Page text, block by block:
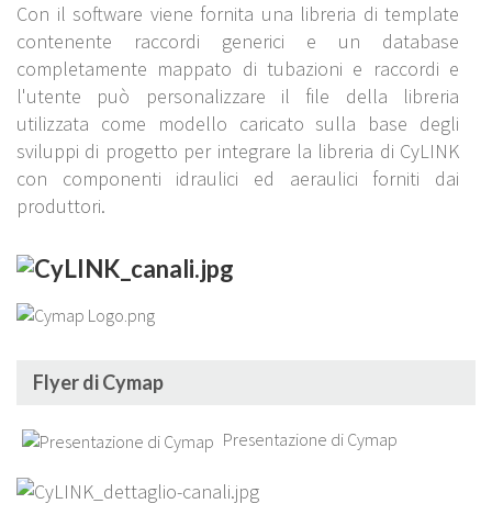
Con il software viene fornita una libreria di template
contenente raccordi generici e un database
completamente mappato di tubazioni e raccordi e
l'utente può personalizzare il file della libreria
utilizzata come modello caricato sulla base degli
sviluppi di progetto per integrare la libreria di CyLINK
con componenti idraulici ed aeraulici forniti dai
produttori.
Flyer di Cymap
Presentazione di Cymap